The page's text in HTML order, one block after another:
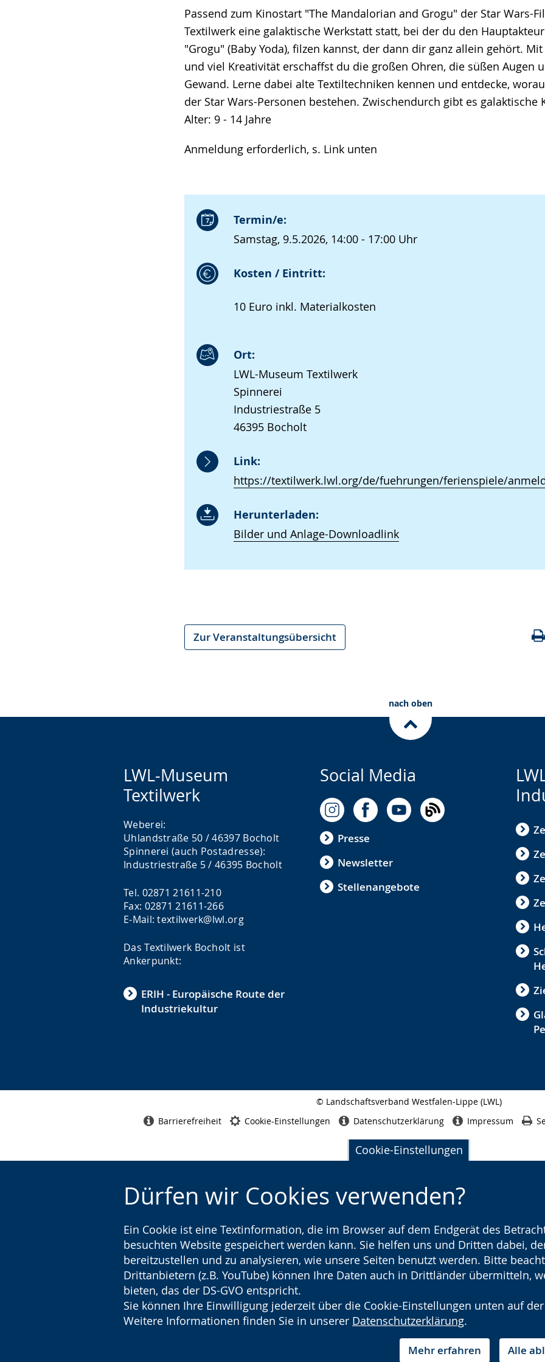
Cookie-Einstellungen
Dürfen wir Cookies verwenden?
Ein Cookie ist eine Textinformation, die im Browser auf dem Endgerät des
besuchten Website gespeichert werden kann. Sie helfen uns und Dritten dabei,
bereitzustellen und zu analysieren, wie unsere Seiten benutzt werden. Bitte
Drittanbietern (z.B. YouTube) können Ihre Daten auch in Drittländer übermitteln,
bieten, das der DS-GVO entspricht.
Sie können Ihre Einwilligung jederzeit über die Cookie-Einstellungen unten auf
Weitere Informationen finden Sie in unserer Datenschutzerklärung.
Alle
Mehr erfahren
Passend zum Kinostart "The Mandalorian and Grogu" der Star Wars-
Textilwerk eine galaktische Werkstatt statt, bei der du den
"Grogu" (Baby Yoda), filzen kannst, der dann dir ganz allein gehört.
und viel Kreativität erschaffst du die großen Ohren, die süßen Augen
Gewand. Lerne dabei alte Textiltechniken kennen und entdecke,
der Star Wars-Personen bestehen. Zwischendurch gibt es galaktische
Alter: 9 - 14 Jahre
Anmeldung erforderlich, s. Link unten
Termin/e:
Samstag, 9.5.2026, 14:00 - 17:00 Uhr
Kosten / Eintritt:
10 Euro inkl. Materialkosten
Ort:
LWL-Museum Textilwerk
Spinnerei
Industriestraße 5
46395 Bocholt
Link:
https://textilwerk.lwl.org/de/fuehrungen/ferienspiele/
Herunterladen:
Bilder und Anlage-Downloadlink
Zur Veranstaltungsübersicht
nach oben
LWL-Museum
Textilwerk
Weberei:
Uhlandstraße 50 / 46397 Bocholt
Spinnerei (auch Postadresse):
Industriestraße 5 / 46395 Bocholt
Tel. 02871 21611-210
Fax: 02871 21611-266
E-Mail: textilwerk@lwl.org
Das Textilwerk Bocholt ist
Ankerpunkt:
ERIH - Europäische Route der
Industriekultur
Social Media
Presse
Newsletter
Stellenangebote
© Landschaftsverband Westfalen-Lippe (LWL)
Barrierefreiheit Cookie-Einstellungen Datenschutzerklärung Impressum